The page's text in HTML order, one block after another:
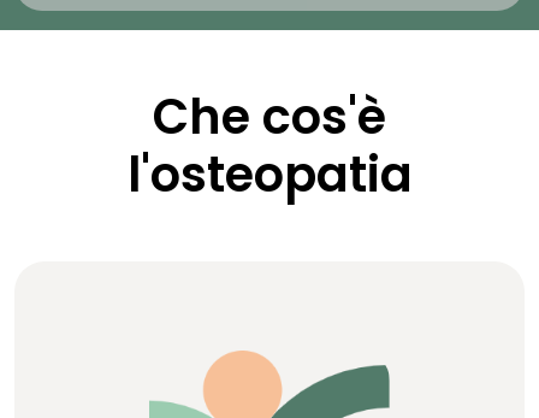
Che cos'è
l'osteopatia